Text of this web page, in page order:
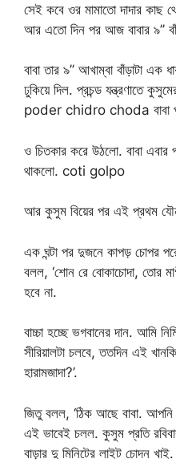
সেই কবে ওর মামাতো দাদার কাছ
আর এতো দিন পর আজ বাবার ৯’’
বাবা তার ৯’’ আখাম্বা বাঁড়াটা
ঢুকিয়ে দিল. প্রচন্ড যন্ত্রণাতে
poder chidro choda বাবা
ও চিতকার করে উঠলো. বাবা এবার
থাকলো. coti golpo
আর কুসুম বিয়ের পর এই প্রথম
এক ঘন্টা পর দুজনে কাপড় চোপর
বলল, ‘শোন রে বোকাচোদা, তোর
হবে না.
বাচ্চা হচ্ছে ভগবানের দান. আমি
সীরিয়ালটা চলবে, ততদিন এই
হারামজাদা?’.
জিতু বলল, ‘ঠিক আছে বাবা. আপনি
এই ভাবেই চলল. কুসুম প্রতি
বাড়ার দু মিনিটের লাইট চোদন খাই.